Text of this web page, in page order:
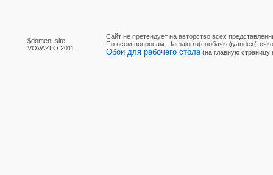
$domen_site
VOVAZLO 2011
Сайт не претендует на авторство всех
По вcем вопросам -
Обои для рабочего стола (на главную страницу